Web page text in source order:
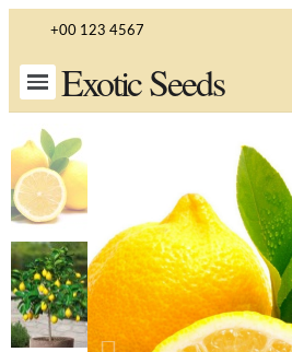
+00 123 4567
Exotic Seeds